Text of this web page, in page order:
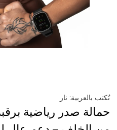
تُكتب بالعربية: نار